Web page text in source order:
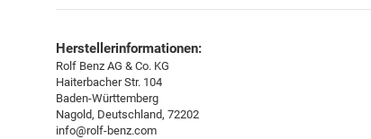
Herstellerinformationen:
Rolf Benz AG & Co. KG
Haiterbacher Str. 104
Baden-Württemberg
Nagold, Deutschland, 72202
info@rolf-benz.com